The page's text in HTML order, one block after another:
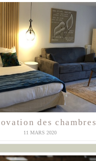
des chambres
11 MARS 2020